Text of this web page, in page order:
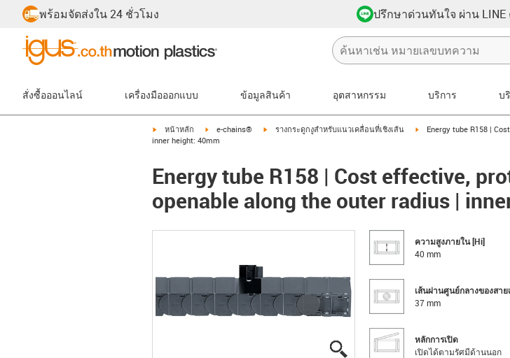
พร้อมจัดส่งใน 24 ชั่วโมง ปรึกษาด่วนทันใจ ผ่าน LINE
สั่งซื้อออนไลน์ เครื่องมือออกแบบ ข้อมูลสินค้า อุตสาหกรรม บริการ บ
igus-icon-arrow-right
หน้าหลัก igus-icon-arrow-right
e-chains® igus-icon-arrow-right
รางกระดูกงูสำหรับแนวเคลื่อนที่เชิงเส้น igus-icon-arrow-right
Energy tube R158 |
inner height: 40mm
Energy tube R158 | Cost effective,
openable along the outer radius |
igus-icon-lupe
igus-icon-lupe
igus-icon-lupe
igus-icon-lupe
ความสูงภายใน [Hi]
40 mm
เส้นผ่านศูนย์กลางของสาย
37 mm
หลักการเปิด
เปิดได้ตามรัศมีด้านนอก